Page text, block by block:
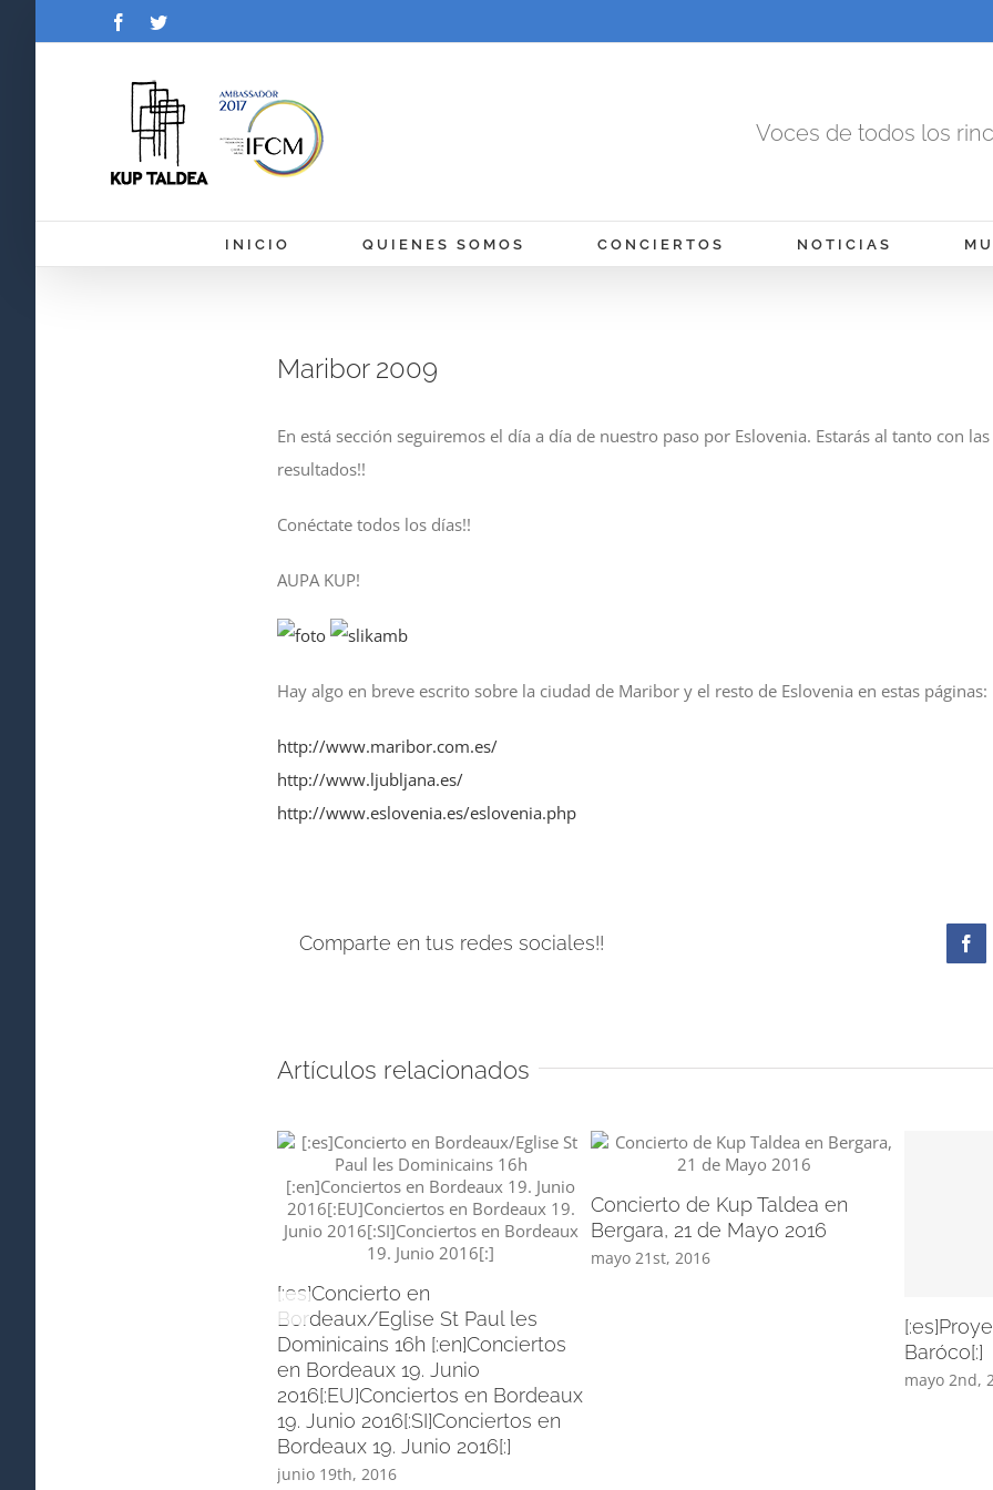
FacebookTwitter
Voces de todos los
INICIO QUIENES SOMOS CONCIERTOS NOTICIAS
Maribor 2009
En está sección seguiremos el día a día de nuestro paso por Eslovenia. Estarás al tanto con
resultados!!
Conéctate todos los días!!
AUPA KUP!
Hay algo en breve escrito sobre la ciudad de Maribor y el resto de Eslovenia en estas páginas:
http://www.maribor.com.es/
http://www.ljubljana.es/
http://www.eslovenia.es/eslovenia.php
Comparte en tus redes sociales!!
Artículos relacionados
[:es]Concierto en
Bordeaux/Eglise St Paul les
Dominicains 16h [:en]Conciertos
en Bordeaux 19. Junio
2016[:EU]Conciertos en Bordeaux
19. Junio 2016[:SI]Conciertos en
Bordeaux 19. Junio 2016[:]
junio 19th, 2016
Concierto de Kup Taldea en
Bergara, 21 de Mayo 2016
mayo 21st, 2016
Baróco[:]
mayo 2nd,